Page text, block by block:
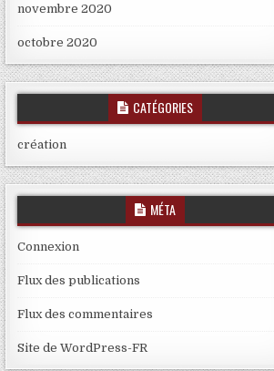
novembre 2020
octobre 2020
CATÉGORIES
création
MÉTA
Connexion
Flux des publications
Flux des commentaires
Site de WordPress-FR